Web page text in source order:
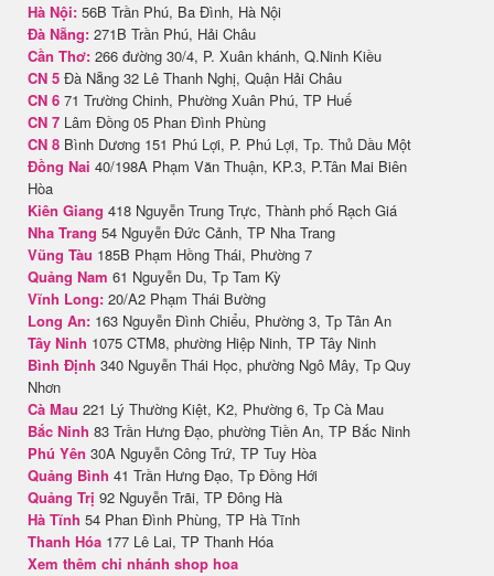
Hà Nội: 56B Trần Phú, Ba Đình, Hà Nội
Đà Nẵng: 271B Trần Phú, Hải Châu
Cần Thơ: 266 đường 30/4, P. Xuân khánh, Q.Ninh Kiều
CN 5 Đà Nẵng 32 Lê Thanh Nghị, Quận Hải Châu
CN 6 71 Trường Chinh, Phường Xuân Phú, TP Huế
CN 7 Lâm Đồng 05 Phan Đình Phùng
CN 8 Bình Dương 151 Phú Lợi, P. Phú Lợi, Tp. Thủ Dầu Một
Đồng Nai 40/198A Phạm Văn Thuận, KP.3, P.Tân Mai Biên
Hòa
Kiên Giang 418 Nguyễn Trung Trực, Thành phố Rạch Giá
Nha Trang 54 Nguyễn Đức Cảnh, TP Nha Trang
Vũng Tàu 185B Phạm Hồng Thái, Phường 7
Quảng Nam 61 Nguyễn Du, Tp Tam Kỳ
Vĩnh Long: 20/A2 Phạm Thái Bường
Long An: 163 Nguyễn Đình Chiểu, Phường 3, Tp Tân An
Tây Ninh 1075 CTM8, phường Hiệp Ninh, TP Tây Ninh
Bình Định 340 Nguyễn Thái Học, phường Ngô Mây, Tp Quy
Nhơn
Cà Mau 221 Lý Thường Kiệt, K2, Phường 6, Tp Cà Mau
Bắc Ninh 83 Trần Hưng Đạo, phường Tiền An, TP Bắc Ninh
Phú Yên 30A Nguyễn Công Trứ, TP Tuy Hòa
Quảng Bình 41 Trần Hưng Đạo, Tp Đồng Hới
Quảng Trị 92 Nguyễn Trãi, TP Đông Hà
Hà Tĩnh 54 Phan Đình Phùng, TP Hà Tĩnh
Thanh Hóa 177 Lê Lai, TP Thanh Hóa
Xem thêm chi nhánh shop hoa